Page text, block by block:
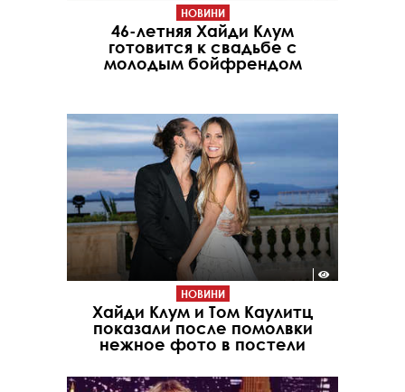
НОВИНИ
46-летняя Хайди Клум
готовится к свадьбе с
молодым бойфрендом
НОВИНИ
Хайди Клум и Том Каулитц
показали после помолвки
нежное фото в постели